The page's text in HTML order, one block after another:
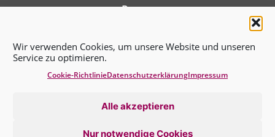
Wir verwenden Cookies, um unsere Website und unseren
Service zu optimieren.
Alle akzeptieren
Nur notwendige Cookies
Cookie-RichtlinieDatenschutz­erklärungImpressum
Presse
Benutzungshinweise
Erklärung zur Barrierefreiheit
Datenschutz­erklärung